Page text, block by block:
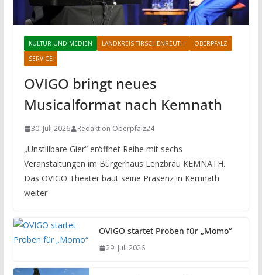
KULTUR UND MEDIEN LANDKREIS TIRSCHENREUTH
OBERPFALZ
SERVICE
OVIGO bringt neues
Musicalformat nach Kemnath
30. Juli 2026 Redaktion Oberpfalz24
„Unstillbare Gier“ eröffnet Reihe mit sechs
Veranstaltungen im Bürgerhaus Lenzbräu KEMNATH.
Das OVIGO Theater baut seine Präsenz in Kemnath
weiter
OVIGO startet Proben für „Momo“
29. Juli 2026